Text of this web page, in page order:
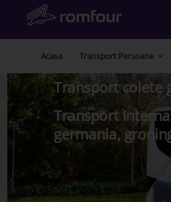
Acasa Transport Persoane
Transport colete
Transport
germania,